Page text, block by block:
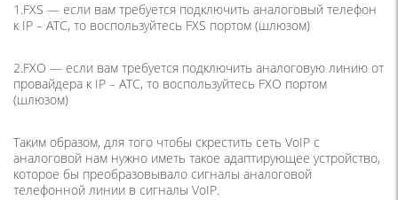
1.FXS — если вам требуется подключить аналоговый телефон
к IP – АТС, то воспользуйтесь FXS портом (шлюзом)
2.FXO — если вам требуется подключить аналоговую линию от
провайдера к IP – АТС, то воспользуйтесь FXO портом
(шлюзом)
Таким образом, для того чтобы скрестить сеть VoIP с
аналоговой нам нужно иметь такое адаптирующее устройство,
которое бы преобразовывало сигналы аналоговой
телефонной линии в сигналы VoIP.